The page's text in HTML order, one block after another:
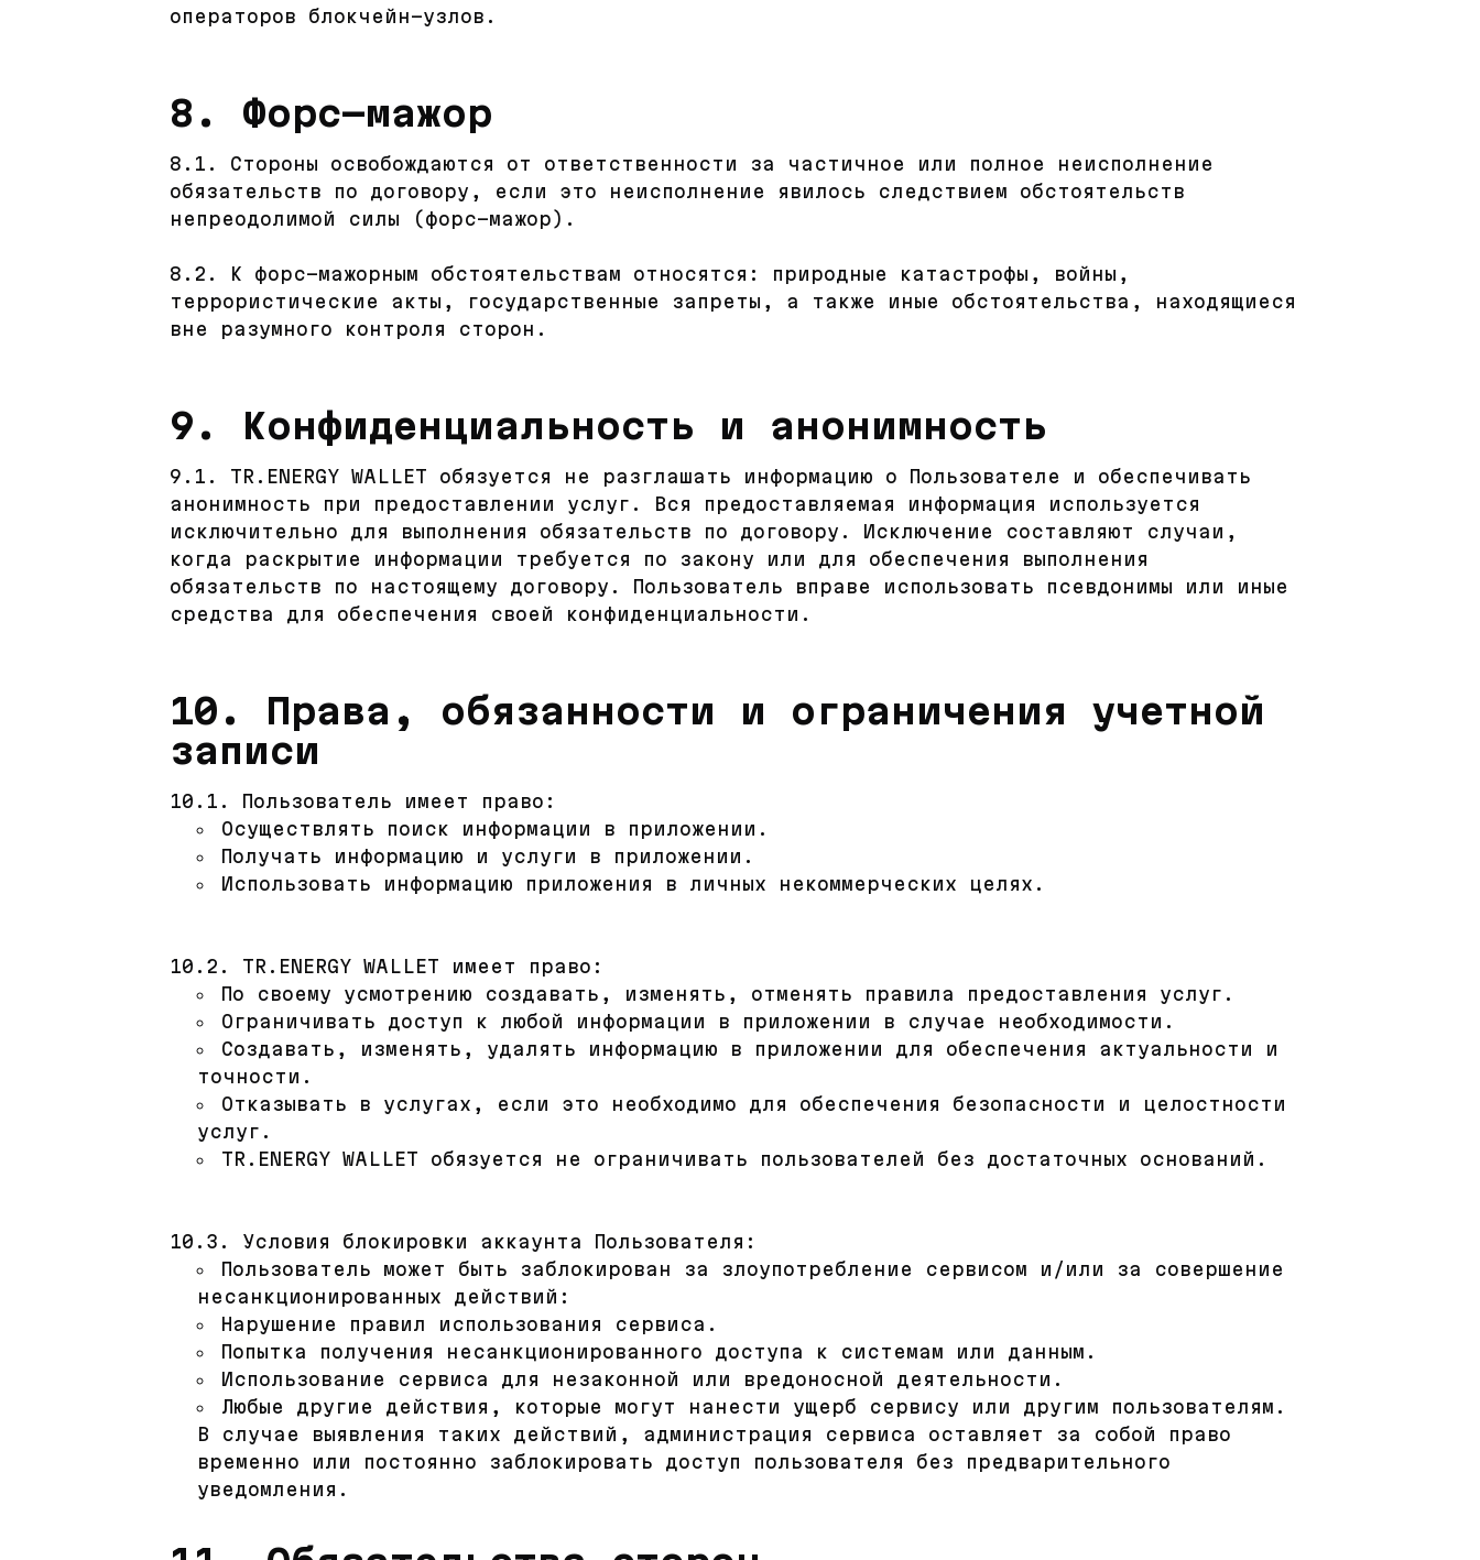
операторов блокчейн-узлов.
8. Форс-мажор
8.1. Стороны освобождаются от ответственности за частичное или полное неисполнение
обязательств по договору, если это неисполнение явилось следствием обстоятельств
непреодолимой силы (форс-мажор).
8.2. К форс-мажорным обстоятельствам относятся: природные катастрофы, войны,
террористические акты, государственные запреты, а также иные обстоятельства, находящиеся
вне разумного контроля сторон.
9. Конфиденциальность и анонимность
9.1. TR.ENERGY WALLET обязуется не разглашать информацию о Пользователе и обеспечивать
анонимность при предоставлении услуг. Вся предоставляемая информация используется
исключительно для выполнения обязательств по договору. Исключение составляют случаи,
когда раскрытие информации требуется по закону или для обеспечения выполнения
обязательств по настоящему договору. Пользователь вправе использовать псевдонимы или иные
средства для обеспечения своей конфиденциальности.
10. Права, обязанности и ограничения учетной
записи
10.1. Пользователь имеет право:
Осуществлять поиск информации в приложении.
Получать информацию и услуги в приложении.
Использовать информацию приложения в личных некоммерческих целях.
10.2. TR.ENERGY WALLET имеет право:
По своему усмотрению создавать, изменять, отменять правила предоставления услуг.
Ограничивать доступ к любой информации в приложении в случае необходимости.
Создавать, изменять, удалять информацию в приложении для обеспечения актуальности и
точности.
Отказывать в услугах, если это необходимо для обеспечения безопасности и целостности
услуг.
TR.ENERGY WALLET обязуется не ограничивать пользователей без достаточных оснований.
10.3. Условия блокировки аккаунта Пользователя:
Пользователь может быть заблокирован за злоупотребление сервисом и/или за совершение
несанкционированных действий:
Нарушение правил использования сервиса.
Попытка получения несанкционированного доступа к системам или данным.
Использование сервиса для незаконной или вредоносной деятельности.
Любые другие действия, которые могут нанести ущерб сервису или другим пользователям.
В случае выявления таких действий, администрация сервиса оставляет за собой право
временно или постоянно заблокировать доступ пользователя без предварительного
уведомления.